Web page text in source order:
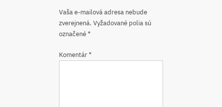
Vaša e-mailová adresa nebude
zverejnená. Vyžadované polia sú
označené*
Komentár*